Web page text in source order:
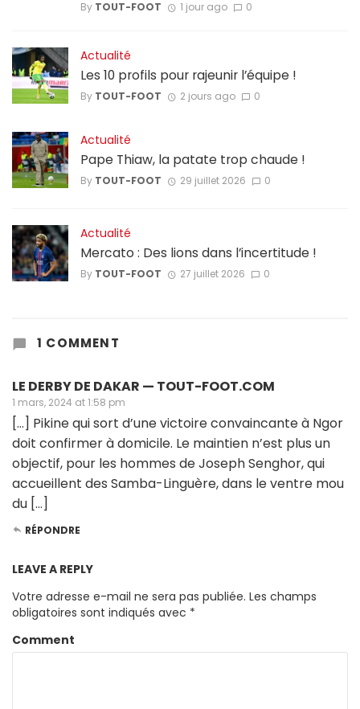
By TOUT-FOOT 1 jour ago 0
Actualité
Les 10 profils pour rajeunir l’équipe !
By TOUT-FOOT 2 jours ago 0
Actualité
Pape Thiaw, la patate trop chaude !
By TOUT-FOOT 29 juillet 2026 0
Actualité
Mercato : Des lions dans l’incertitude !
By TOUT-FOOT 27 juillet 2026 0
1 COMMENT
LE DERBY DE DAKAR — TOUT-FOOT.COM
1 mars, 2024 at 1:58 pm
[…] Pikine qui sort d’une victoire convaincante à Ngor
doit confirmer à domicile. Le maintien n’est plus un
objectif, pour les hommes de Joseph Senghor, qui
accueillent des Samba-Linguère, dans le ventre mou
du […]
RÉPONDRE
LEAVE A REPLY
Votre adresse e-mail ne sera pas publiée. Les champs
obligatoires sont indiqués avec *
Comment